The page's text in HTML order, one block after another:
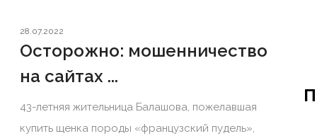
28.07.2022
Осторожно: мошенничество
на сайтах ...
43-летняя жительница Балашова, пожелавшая
купить щенка породы «французский пудель»,